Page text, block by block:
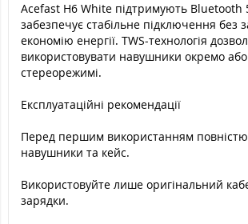
Acefast H6 White підтримують Bluetooth
забезпечує стабільне підключення без
економію енергії. TWS-технологія
використовувати навушники окремо
стереорежимі.
Експлуатаційні рекомендації
Перед першим використанням
навушники та кейс.
Використовуйте лише оригінальний
зарядки.